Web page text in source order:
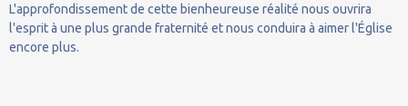
L'approfondissement de cette bienheureuse réalité nous ouvrira
l'esprit à une plus grande fraternité et nous conduira à aimer l'Église
encore plus.